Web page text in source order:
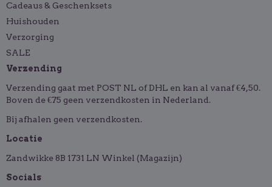
Cadeaus & Geschenksets
Huishouden
Verzorging
SALE
Verzending
Verzending gaat met POST NL of DHL en kan al vanaf €4,50.
Boven de €75 geen verzendkosten in Nederland.
Bij afhalen geen verzendkosten.
Locatie
Zandwikke 8B 1731 LN Winkel (Magazijn)
Socials